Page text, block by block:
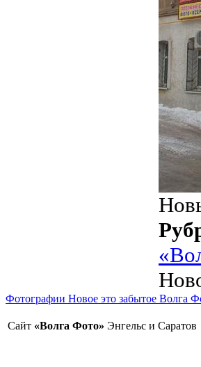
Фотографии Новое это забытое Волга
Сайт «Волга Фото» Энгельс и Саратов